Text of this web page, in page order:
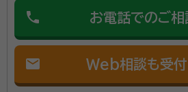
phone お電話でのご相
mail Web相談も受付